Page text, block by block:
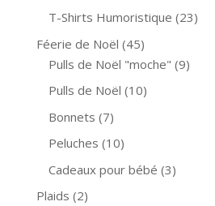
T-Shirts Humoristique (23)
Féerie de Noël (45)
Pulls de Noël "moche" (9)
Pulls de Noël (10)
Bonnets (7)
Peluches (10)
Cadeaux pour bébé (3)
Plaids (2)